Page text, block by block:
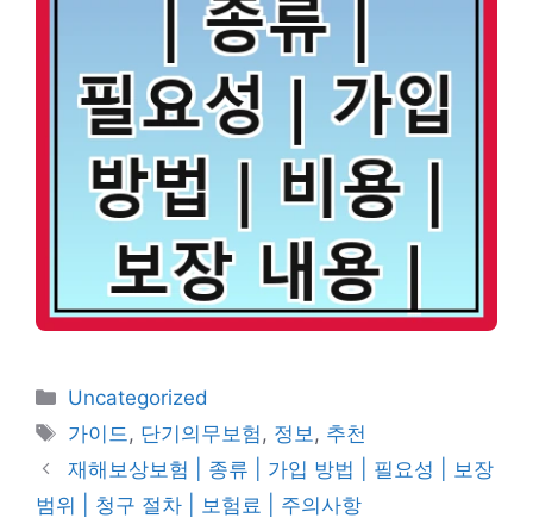
카
테
고
리
Uncategorized
태
그
가이드 , 단기의무보험 , 정보 , 추천
재해보상보험 | 종류 | 가입 방법 | 필요성 | 보장
범위 | 청구 절차 | 보험료 | 주의사항